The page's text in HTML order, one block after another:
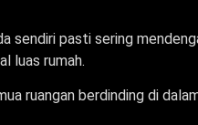
sendiri pasti sering
luas rumah.
ruangan berdinding di